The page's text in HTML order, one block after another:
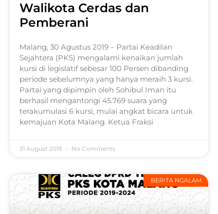
Walikota Cerdas dan
Pemberani
Malang, 30 Agustus 2019 – Partai Keadilan
Sejahtera (PKS) mengalami kenaikan jumlah
kursi di legislatif sebesar 100 Persen dibanding
periode sebelumnya yang hanya meraih 3 kursi.
Partai yang dipimpin oleh Sohibul Iman itu
berhasil mengantongi 45.769 suara yang
terakumulasi 6 kursi, mulai angkat bicara untuk
kemajuan Kota Malang. Ketua Fraksi
31 August 2019 No Comments
BERITA NGALAM